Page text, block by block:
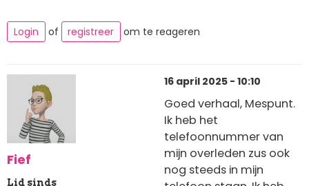
Login of registreer om te reageren
Fief
Lid sinds
16 april 2025 - 10:10
Goed verhaal, Mespunt.
Ik heb het
telefoonnummer van
mijn overleden zus ook
nog steeds in mijn